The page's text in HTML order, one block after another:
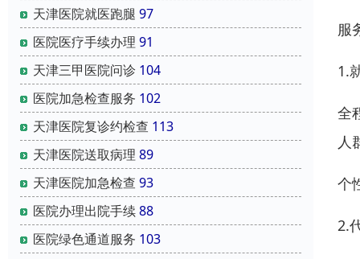
天津医院就医跑腿 97
医院医疗手续办理 91
天津三甲医院问诊 104
医院加急检查服务 102
天津医院复诊约检查 113
天津医院送取病理 89
天津医院加急检查 93
医院办理出院手续88
医院绿色通道服务 103
服
1.
全
人
个
2.